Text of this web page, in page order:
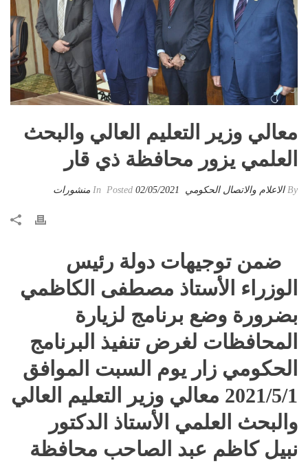
معالي وزير التعليم العالي والبحث
العلمي يزور محافظة ذي قار
By الاعلام والاتصال الحكومي 02/05/2021 منشورات
ضمن توجيهات دولة رئيس
الوزراء الأستاذ مصطفى الكاظمي
بضرورة وضع برنامج لزيارة
المحافظات لغرض تنفيذ البرنامج
الحكومي زار يوم السبت الموافق
2021/5/1 معالي وزير التعليم العالي
والبحث العلمي الأستاذ الدكتور
نبيل كاظم عبد الصاحب محافظة